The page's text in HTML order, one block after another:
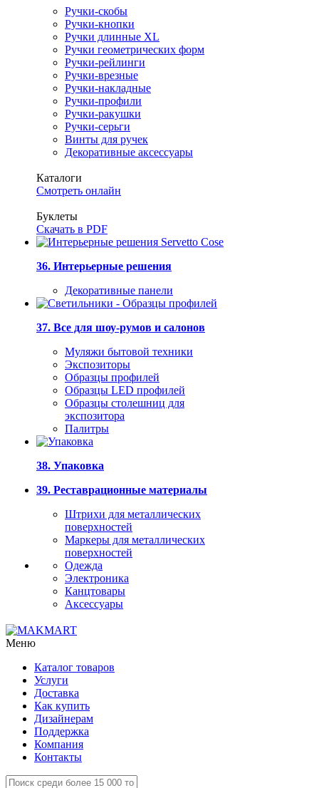
Ручки-скобы
Ручки-кнопки
Ручки длинные XL
Ручки геометрических форм
Ручки-рейлинги
Ручки-врезные
Ручки-накладные
Ручки-профили
Ручки-ракушки
Ручки-серьги
Винты для ручек
Декоративные аксессуары
Каталоги
Смотреть онлайн
Буклеты
Скачать в PDF
36. Интерьерные решения
Декоративные панели
37. Все для шоу-румов и салонов
Муляжи бытовой техники
Экспозиторы
Образцы профилей
Образцы LED профилей
Образцы столешниц для
экспозитора
Палитры
38. Упаковка
39. Реставрационные материалы
Штрихи для металлических
поверхностей
Маркеры для металлических
поверхностей
Одежда
Электроника
Канцтовары
Аксессуары
Меню
Каталог товаров
Услуги
Доставка
Как купить
Дизайнерам
Поддержка
Компания
Контакты